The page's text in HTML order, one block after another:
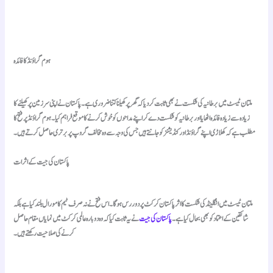
ہوم گراؤنڈ کا فائدہ
ملتان ٹیسٹ میں برطانیہ کی شکست نے بھی ثابت کر دیا کہ گھر پر کھیلنا کتنا ضروری ہے۔ پاکستان نے اپنی سرزمین پر کھیلنے کا
زیادہ سے زیادہ فائدہ اٹھایا اور برطانیہ کو شکست دے کر اپنے مداحوں کو خوش کرنے کا موقع فراہم کیا۔ ہوم گراؤنڈ پر فتح کا
مطلب ہے کہ کھلاڑی اپنے گراؤنڈ اور کنڈیشنز کو جانتے ہیں جس کی وجہ سے وہ مخالف گروپ پر برتری حاصل کرتے ہیں۔
پاکستان کی جیت کے اثرات
ملتان ٹیسٹ میں انگلینڈ کی شکست کا اثر پاکستان کرکٹ پر دور رس ہوگا۔ اس فتح نے نہ صرف ٹیم کا مورال بلند کیا ہے بلکہ
شائقین کے اعتماد کو بھی بحال کیا ہے۔پاکستان کی جیتنے یہ ثابت کیا کہ وہ دوبارہ عالمی کرکٹ میں نمایاں مقام حاصل
کرنے کی صلاحیت رکھتے ہیں۔